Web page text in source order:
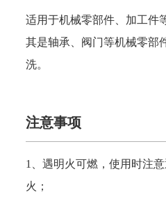
适用于机械零部件、加工件
其是轴承、阀门等机械零部
洗。
注意事项
1、遇明火可燃，使用时注
火；